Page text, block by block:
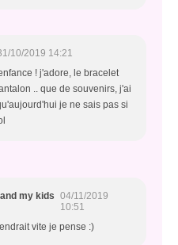
10/2019 14:21
! j'adore, le bracelet
.. que de souvenirs, j'ai
je ne sais pas si
my kids 04/11/2019
10:51
vite je pense :)